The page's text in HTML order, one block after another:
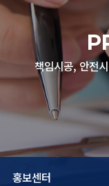
책임시공, 안전
홍보센터